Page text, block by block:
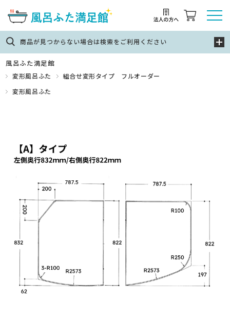
商品が見つからない場合は検索をご利用ください
風呂ふた満足館
変形風呂ふた
組合せ変形タイプ フルオーダー
変形風呂ふた